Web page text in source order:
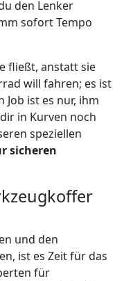
den Lenker
sofort Tempo
fließt, anstatt sie
will fahren; es ist
ist es nur, ihm
in Kurven noch
speziellen
sicheren
und den
ist es Zeit für das
für